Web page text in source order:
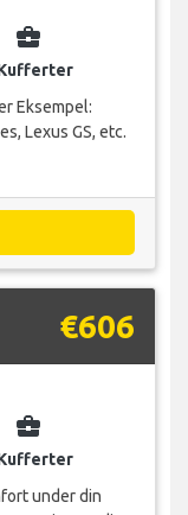
business_center
Eksempel:
Lexus GS, etc.
€606
business_center
under din